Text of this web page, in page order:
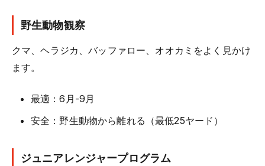
野生動物観察
クマ、ヘラジカ、バッファロー、オオカミをよく見かけ
ます。
最適：6月-9月
安全：野生動物から離れる（最低25ヤード）
ジュニアレンジャープログラム